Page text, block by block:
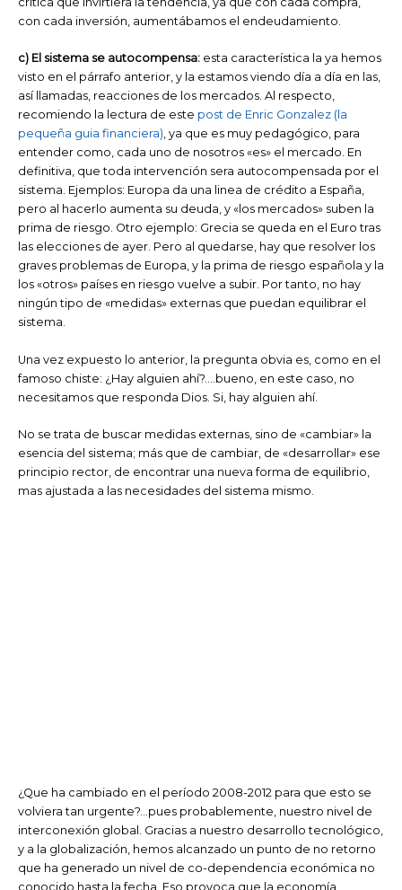
con cada inversión, aumentábamos el endeudamiento.
c) El sistema se autocompensa: esta característica la ya hemos
visto en el párrafo anterior, y la estamos viendo día a día en las,
así llamadas, reacciones de los mercados. Al respecto,
recomiendo la lectura de este post de Enric Gonzalez (la
pequeña guia financiera), ya que es muy pedagógico, para
entender como, cada uno de nosotros «es» el mercado. En
definitiva, que toda intervención sera autocompensada por el
sistema. Ejemplos: Europa da una linea de crédito a España,
pero al hacerlo aumenta su deuda, y «los mercados» suben la
prima de riesgo. Otro ejemplo: Grecia se queda en el Euro tras
las elecciones de ayer. Pero al quedarse, hay que resolver los
graves problemas de Europa, y la prima de riesgo española y la
los «otros» países en riesgo vuelve a subir. Por tanto, no hay
ningún tipo de «medidas» externas que puedan equilibrar el
sistema.
Una vez expuesto lo anterior, la pregunta obvia es, como en el
famoso chiste: ¿Hay alguien ahí?….bueno, en este caso, no
necesitamos que responda Dios. Si, hay alguien ahí.
No se trata de buscar medidas externas, sino de «cambiar» la
esencia del sistema; más que de cambiar, de «desarrollar» ese
principio rector, de encontrar una nueva forma de equilibrio,
mas ajustada a las necesidades del sistema mismo.
¿Que ha cambiado en el período 2008-2012 para que esto se
volviera tan urgente?…pues probablemente, nuestro nivel de
interconexión global. Gracias a nuestro desarrollo tecnológico,
y a la globalización, hemos alcanzado un punto de no retorno
que ha generado un nivel de co-dependencia económica no
conocido hasta la fecha. Eso provoca que la economía